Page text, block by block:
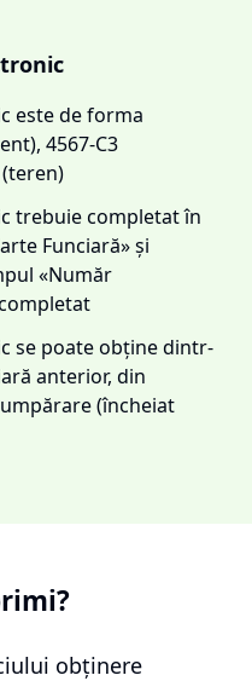
este de forma
4567-C3
trebuie completat în
Funciară» și
«Număr
se poate obține dintr-
anterior, din
(încheiat
obținere